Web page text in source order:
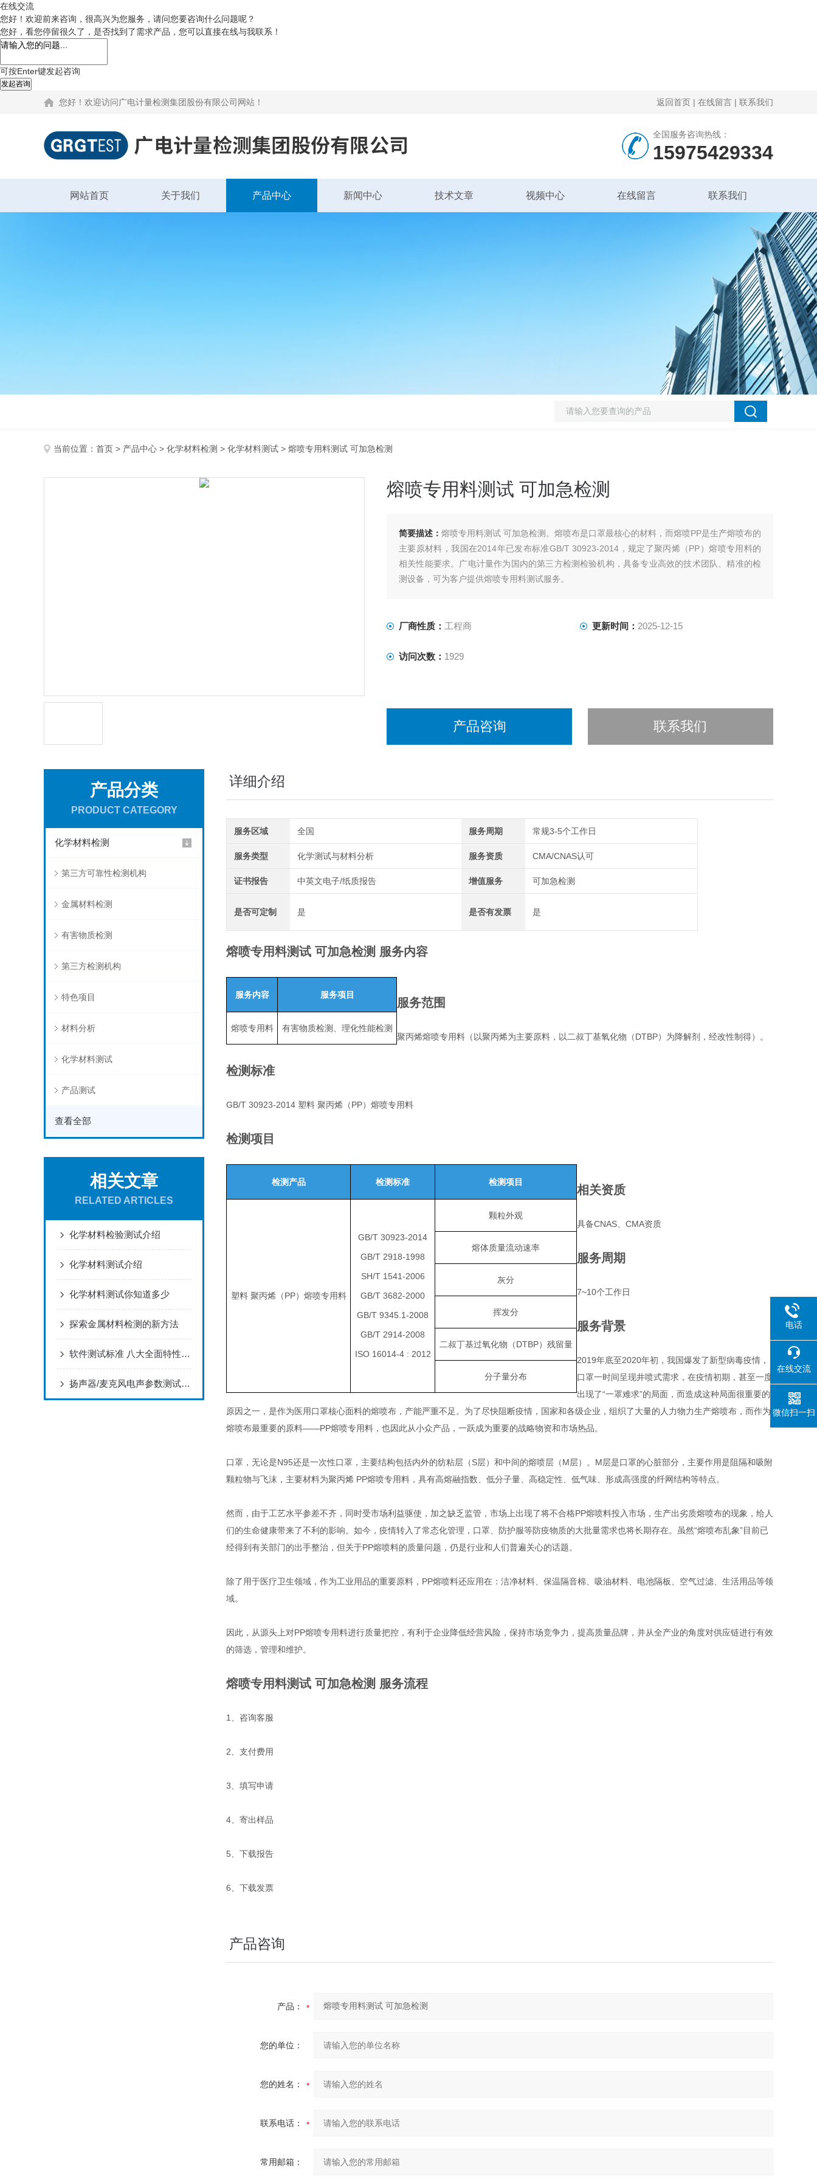
在线交流
您好！欢迎前来咨询，很高兴为您服务，请问您要咨询什么问题呢？
您好，看您停留很久了，是否找到了需求产品，您可以直接在线与我联系！
可按Enter键发起咨询
发起咨询
您好！欢迎访问广电计量检测集团股份有限公司网站！ 返回首页 | 在线留言 | 联系我们
全国服务咨询热线：
15975429334
网站首页 关于我们 产品中心 新闻中心 技术文章 视频中心 在线留言 联系我们
当前位置： 首页 > 产品中心 > 化学材料检测 > 化学材料测试 > 熔喷专用料测试 可加急检测
熔喷专用料测试 可加急检测
简要描述： 熔喷专用料测试 可加急检测。熔喷布是口罩最核心的材料，而熔喷PP是生产熔喷布的
主要原材料，我国在2014年已发布标准GB/T 30923-2014，规定了聚丙烯（PP）熔喷专用料的
相关性能要求。广电计量作为国内的第三方检测检验机构，具备专业高效的技术团队、精准的检
测设备，可为客户提供熔喷专用料测试服务。
厂商性质： 工程商 更新时间： 2025-12-15
访问次数： 1929
产品咨询 联系我们
产品分类
PRODUCT CATEGORY
化学材料检测
第三方可靠性检测机构
金属材料检测
有害物质检测
第三方检测机构
特色项目
材料分析
化学材料测试
产品测试
查看全部
相关文章
RELATED ARTICLES
化学材料检验测试介绍
化学材料测试介绍
化学材料测试你知道多少
探索金属材料检测的新方法
软件测试标准 八大全面特性分析
扬声器/麦克风电声参数测试，频率响应/灵敏度/失真/指向性测试
详细介绍
服务区域 全国 服务周期 常规3-5个工作日
服务类型 化学测试与材料分析 服务资质 CMA/CNAS认可
证书报告 中英文电子/纸质报告 增值服务 可加急检测
是否可定制 是 是否有发票 是
熔喷专用料测试 可加急检测 服务内容
服务内容 服务项目
熔喷专用料 有害物质检测、理化性能检测
服务范围
聚丙烯熔喷专用料（以聚丙烯为主要原料，以二叔丁基氧化物（DTBP）为降解剂，经改性制得）。
检测标准
GB/T 30923-2014 塑料 聚丙烯（PP）熔喷专用料
检测项目
检测产品 检测标准 检测项目
塑料 聚丙烯（PP）熔喷专用料
GB/T 30923-2014
GB/T 2918-1998
SH/T 1541-2006
GB/T 3682-2000
GB/T 9345.1-2008
GB/T 2914-2008
ISO 16014-4 : 2012
颗粒外观
熔体质量流动速率
灰分
挥发分
二叔丁基过氧化物（DTBP）残留量
分子量分布
相关资质
具备CNAS、CMA资质
服务周期
7~10个工作日
服务背景
2019年底至2020年初，我国爆发了新型病毒疫情，
口罩一时间呈现井喷式需求，在疫情初期，甚至一度
出现了“一罩难求”的局面，而造成这种局面很重要的
原因之一，是作为医用口罩核心面料的熔喷布，产能严重不足。为了尽快阻断疫情，国家和各级企业，组织了大量的人力物力生产熔喷布，而作为
熔喷布最重要的原料——PP熔喷专用料，也因此从小众产品，一跃成为重要的战略物资和市场热品。
口罩，无论是N95还是一次性口罩，主要结构包括内外的纺粘层（S层）和中间的熔喷层（M层）。M层是口罩的心脏部分，主要作用是阻隔和吸附
颗粒物与飞沫，主要材料为聚丙烯 PP熔喷专用料，具有高熔融指数、低分子量、高稳定性、低气味、形成高强度的纤网结构等特点。
然而，由于工艺水平参差不齐，同时受市场利益驱使，加之缺乏监管，市场上出现了将不合格PP熔喷料投入市场，生产出劣质熔喷布的现象，给人
们的生命健康带来了不利的影响。如今，疫情转入了常态化管理，口罩、防护服等防疫物质的大批量需求也将长期存在。虽然“熔喷布乱象”目前已
经得到有关部门的出手整治，但关于PP熔喷料的质量问题，仍是行业和人们普遍关心的话题。
除了用于医疗卫生领域，作为工业用品的重要原料，PP熔喷料还应用在：洁净材料、保温隔音棉、吸油材料、电池隔板、空气过滤、生活用品等领
域。
因此，从源头上对PP熔喷专用料进行质量把控，有利于企业降低经营风险，保持市场竞争力，提高质量品牌，并从全产业的角度对供应链进行有效
的筛选，管理和维护。
熔喷专用料测试 可加急检测 服务流程
1、咨询客服
2、支付费用
3、填写申请
4、寄出样品
5、下载报告
6、下载发票
产品咨询
产品：
您的单位：
您的姓名：
联系电话：
常用邮箱：
电话
在线交流
微信扫一扫